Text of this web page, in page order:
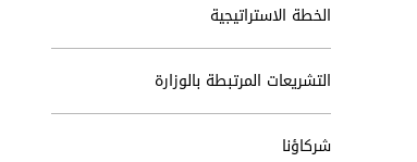
الخطة الاستراتيجية
التشريعات المرتبطة بالوزارة
شركاؤنا